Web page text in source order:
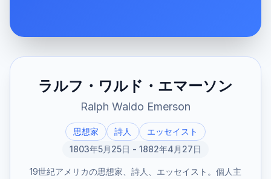
ラルフ・ワルド・エマーソン
Ralph Waldo Emerson
思想家 詩人
エッセイスト
1803年5月25日 - 1882年4月27日
19世紀アメリカの思想家、詩人、エッセイスト。個人主